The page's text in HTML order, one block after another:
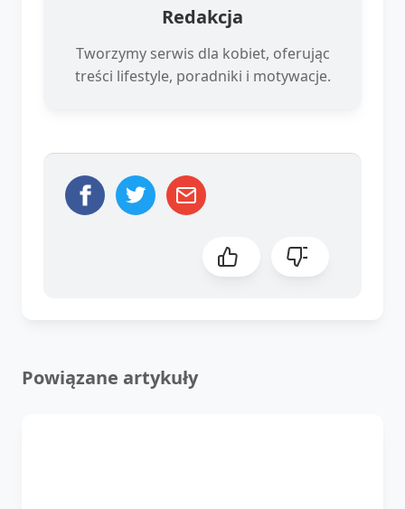
Redakcja
Tworzymy serwis dla kobiet, oferując
treści lifestyle, poradniki i motywacje.
Powiązane artykuły